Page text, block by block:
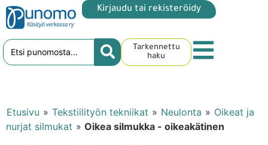
Kirjaudu tai rekisteröidy
Tarkennettu
haku
Etusivu » Tekstiilityön tekniikat » Neulonta » Oikeat ja
nurjat silmukat » Oikea silmukka - oikeakätinen